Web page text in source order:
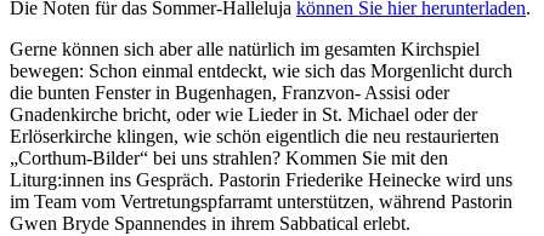
Die Noten für das Sommer-Halleluja können Sie hier herunterladen.
Gerne können sich aber alle natürlich im gesamten Kirchspiel
bewegen: Schon einmal entdeckt, wie sich das Morgenlicht durch
die bunten Fenster in Bugenhagen, Franzvon- Assisi oder
Gnadenkirche bricht, oder wie Lieder in St. Michael oder der
Erlöserkirche klingen, wie schön eigentlich die neu restaurierten
„Corthum-Bilder“ bei uns strahlen? Kommen Sie mit den
Liturg:innen ins Gespräch. Pastorin Friederike Heinecke wird uns
im Team vom Vertretungspfarramt unterstützen, während Pastorin
Gwen Bryde Spannendes in ihrem Sabbatical erlebt.